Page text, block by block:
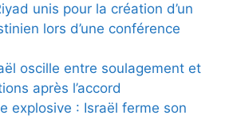
unis pour la création d’un
lors d’une conférence
oscille entre soulagement et
après l’accord
explosive : Israël ferme son